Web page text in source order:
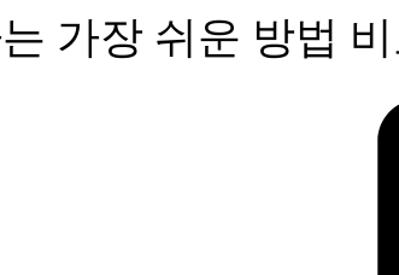
가장 쉬운 방법